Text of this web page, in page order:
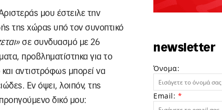
μου έστειλε την
της χώρας υπό τον συνοπτικό
σε συνδυασμό με 26
προβληματίστηκα για το
και αντιστρόφως μπορεί να
Εν όψει, λοιπόν, της
δικό μου:
newsletter
Όνομα:
Email: *